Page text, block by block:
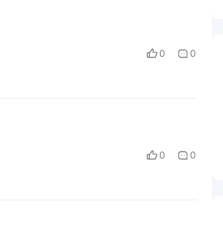
0 0
0 0